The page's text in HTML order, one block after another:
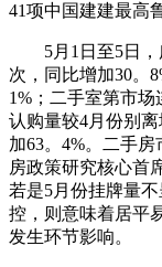
41项中国建建最高
5月1日至5日，
次，同比增加30。
1%；二手室第市
认购量较4月份别
加63。4%。二手
房政策研究核心首
若是5月份挂牌量
控，则意味着居平
发生环节影响。